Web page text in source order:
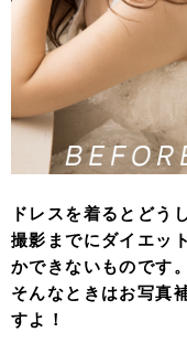
ドレスを着るとどう
撮影までにダイエッ
かできないものです。
そんなときはお写真
すよ！